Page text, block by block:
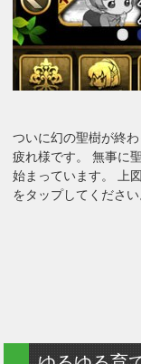
ついに幻の聖樹が終
疲れ様です。 無事に
始まっています。 上
をタップしてくださ